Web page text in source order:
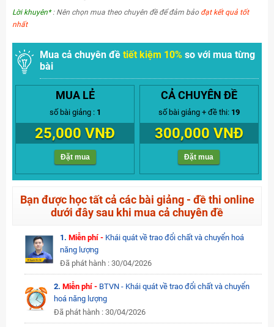
Lời khuyên*: Nên chọn mua theo chuyên đề để đảm bảo đạt kết quả tốt
nhất
Mua cả chuyên đề tiết kiệm 10% so với mua từng
bài
MUA LẺ
số bài giảng : 1
25,000 VNĐ
Đặt mua
CẢ CHUYÊN ĐỀ
số bài giảng + đề thi: 19
300,000 VNĐ
Đặt mua
Bạn được học tất cả các bài giảng - đề thi online
dưới đây sau khi mua cả chuyên đề
1. Miễn phí - Khái quát về trao đổi chất và chuyển hoá
năng lượng
Đã phát hành : 30/04/2026
2.Miễn phí - BTVN - Khái quát về trao đổi chất và chuyển
hoá năng lượng
Đã phát hành : 30/04/2026